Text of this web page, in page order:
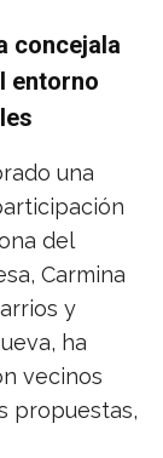
concejala
entorno
una
del
Carmina
y
ha
vecinos
propuestas,